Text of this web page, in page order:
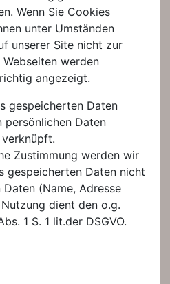
Wenn Sie Cookies
unter Umständen
unserer Site nicht zur
werden
angezeigt.
gespeicherten Daten
persönlichen Daten
verknüpft.
Zustimmung werden wir
gespeicherten Daten nicht
(Name, Adresse
dient den o.g.
1 S. 1 lit.der DSGVO.